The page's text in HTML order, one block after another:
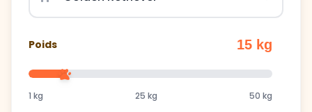
Poids 15 kg
1 kg 25 kg 50 kg